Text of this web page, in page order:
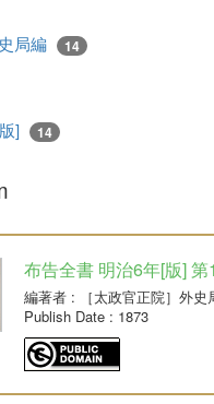
局編 14
] 14
布告全書 明治6年[版] 第
編著者 : ［太政官正院］外史
Publish Date : 1873